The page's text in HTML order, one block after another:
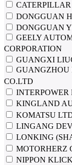
DONGGUAN
DONGGUAN
GEELY
CORPORATION
GUANGXI
GUANGZHOU
CO.LTD
INTERPOWER
KINGLAND
KOMATSU
LINGANG
LONKING
MOTORHERZ
NIPPON